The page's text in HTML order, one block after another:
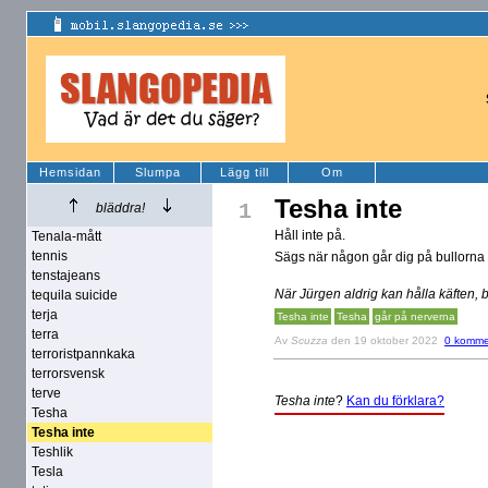
Hemsidan Slumpa Lägg till Om
bläddra!
Tenala-mått
tennis
tenstajeans
tequila suicide
terja
terra
terroristpannkaka
terrorsvensk
terve
Tesha
Tesha inte
Teshlik
Tesla
1 Tesha inte
Håll inte på.
Sägs när någon går dig på bullorna
När Jürgen aldrig kan hålla käften,
Tesha inte Tesha går på nerverna
Av Scuzza den 19 oktober 2022 0
Tesha inte? Kan du förklara?